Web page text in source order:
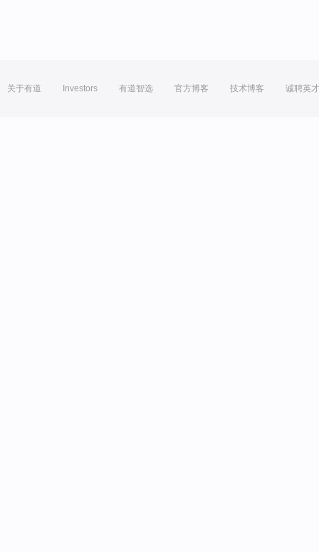
关于有道 Investors 有道智选 官方博客 技术博客 诚聘英才